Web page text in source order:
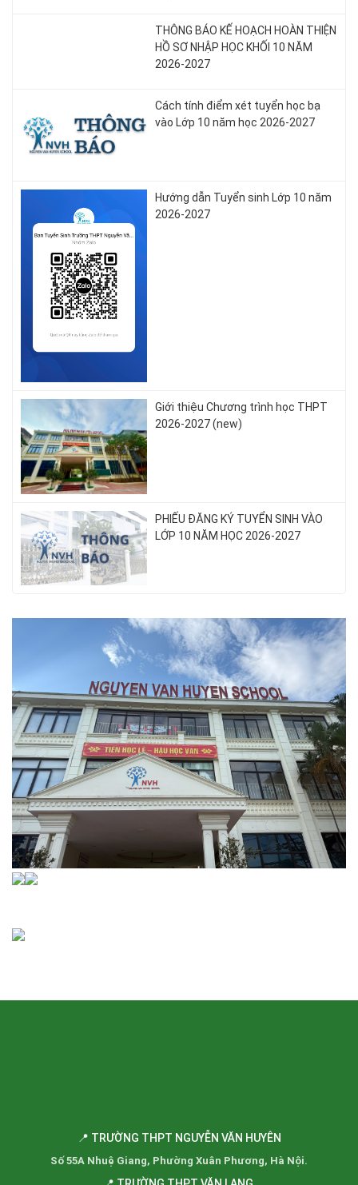
THÔNG BÁO KẾ HOẠCH HOÀN THIỆN
HỒ SƠ NHẬP HỌC KHỐI 10 NĂM
2026-2027
Cách tính điểm xét tuyển học bạ
vào Lớp 10 năm học 2026-2027
Hướng dẫn Tuyển sinh Lớp 10 năm
2026-2027
Giới thiệu Chương trình học THPT
2026-2027 (new)
PHIẾU ĐĂNG KÝ TUYỂN SINH VÀO
LỚP 10 NĂM HỌC 2026-2027
📍 TRƯỜNG THPT NGUYỄN VĂN HUYÊN
Số 55A Nhuệ Giang, Phường Xuân Phương, Hà Nội.